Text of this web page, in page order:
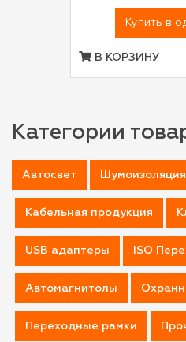
Купить в
В КОРЗИНУ
Категории
Автосвет Шумоизоляция
Кабельная продукция
USB адаптеры ISO
Автомагнитолы
Переходные рамки